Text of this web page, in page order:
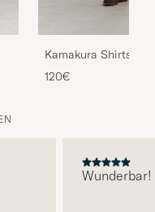
Kamakura Shirts
Oxford Button Down
Blue
120€
Wunderbar!